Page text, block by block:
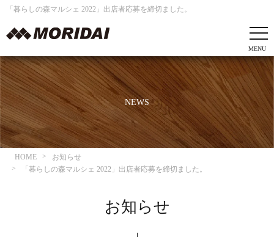
「暮らしの森マルシェ 2022」出店者応募を締切ました。
NEWS
HOME
お知らせ
「暮らしの森マルシェ 2022」出店者応募を締切ました。
お知らせ